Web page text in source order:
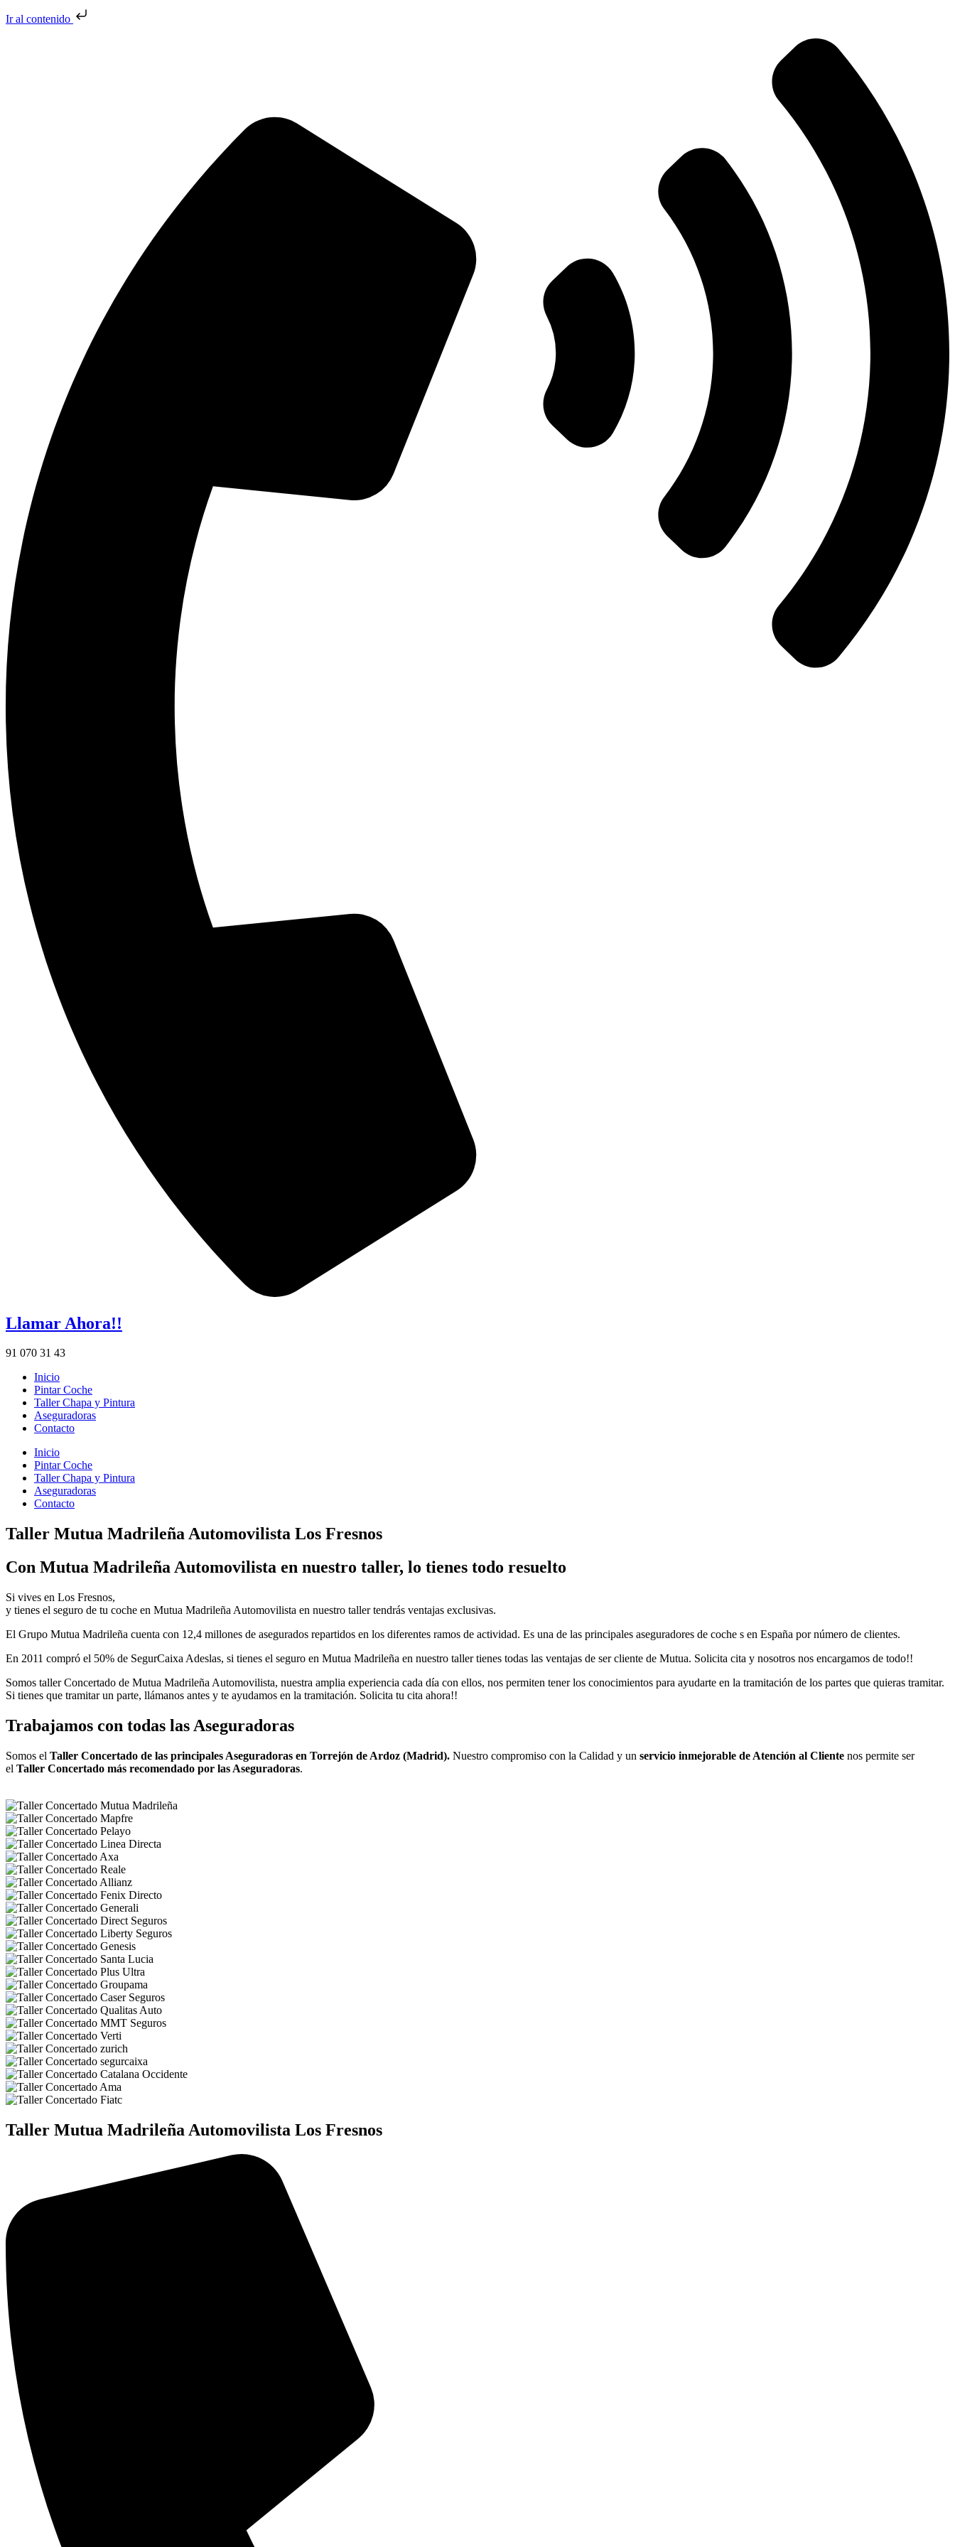
Ir al contenido
Llamar Ahora!!
91 070 31 43
Inicio
Pintar Coche
Taller Chapa y Pintura
Aseguradoras
Contacto
Inicio
Pintar Coche
Taller Chapa y Pintura
Aseguradoras
Contacto
Taller Mutua Madrileña Automovilista Los Fresnos
Con Mutua Madrileña Automovilista en nuestro taller, lo tienes todo resuelto
Si vives en Los Fresnos,
y tienes el seguro de tu coche en Mutua Madrileña Automovilista en nuestro taller tendrás ventajas exclusivas.
El Grupo Mutua Madrileña cuenta con 12,4 millones de asegurados repartidos en los diferentes ramos de actividad. Es una de las principales aseguradores de coche s en España por número de clientes.
En 2011 compró el 50% de SegurCaixa Adeslas, si tienes el seguro en Mutua Madrileña en nuestro taller tienes todas las ventajas de ser cliente de Mutua. Solicita cita y nosotros nos encargamos de todo!!
Somos taller Concertado de Mutua Madrileña Automovilista, nuestra amplia experiencia cada día con ellos, nos permiten tener los conocimientos para ayudarte en la tramitación de los partes que quieras tramitar.
Si tienes que tramitar un parte, llámanos antes y te ayudamos en la tramitación. Solicita tu cita ahora!!
Trabajamos con todas las Aseguradoras
Somos el Taller Concertado de las principales Aseguradoras en Torrejón de Ardoz (Madrid). Nuestro compromiso con la Calidad y un servicio inmejorable de Atención al Cliente nos permite ser
el Taller Concertado más recomendado por las Aseguradoras.
Taller Mutua Madrileña Automovilista Los Fresnos